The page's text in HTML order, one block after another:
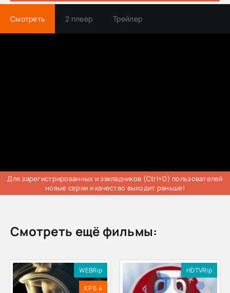
Смотреть 2 плеер Трейлер
Для зарегистрированных и закладчиков (Ctrl+D) пользователей
новые серии и качество выходит раньше!
Смотреть ещё фильмы:
WEBRip
KP 6.4
HDTVRip